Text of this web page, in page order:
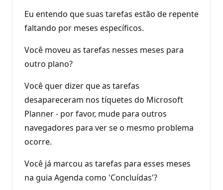
Eu entendo que suas tarefas estão de repente
faltando por meses específicos.
Você moveu as tarefas nesses meses para
outro plano?
Você quer dizer que as tarefas
desapareceram nos tíquetes do Microsoft
Planner - por favor, mude para outros
navegadores para ver se o mesmo problema
ocorre.
Você já marcou as tarefas para esses meses
na guia Agenda como 'Concluídas'?